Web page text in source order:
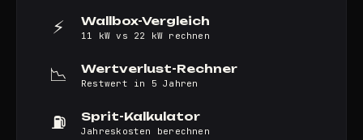
⚡ Wallbox-Vergleich
11 kW vs 22 kW rechnen
📉 Wertverlust-Rechner
Restwert in 5 Jahren
⛽ Sprit-Kalkulator
Jahreskosten berechnen